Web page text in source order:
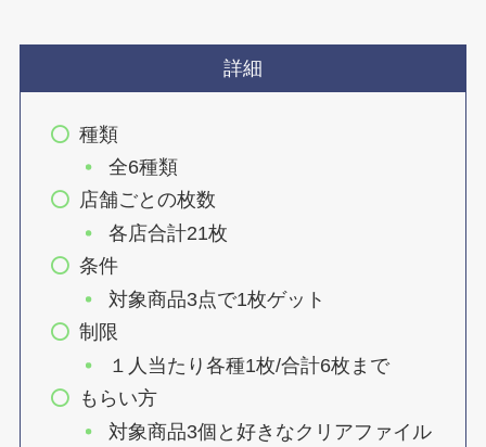
詳細
種類
全6種類
店舗ごとの枚数
各店合計21枚
条件
対象商品3点で1枚ゲット
制限
１人当たり各種1枚/合計6枚まで
もらい方
対象商品3個と好きなクリアファイル